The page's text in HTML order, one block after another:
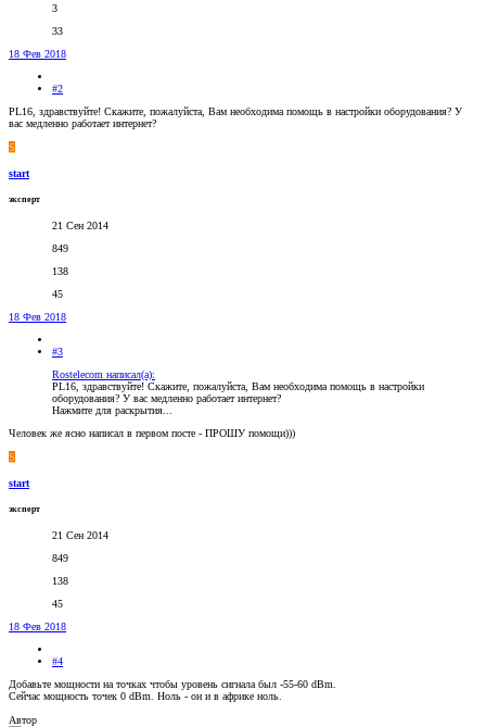
3
33
18 Фев 2018
#2
PL16, здравствуйте! Скажите, пожалуйста, Вам необходима помощь в настройки оборудования? У
вас медленно работает интернет?
S
start
эксперт
21 Сен 2014
849
138
45
18 Фев 2018
#3
Rostelecom написал(а):
PL16, здравствуйте! Скажите, пожалуйста, Вам необходима помощь в настройки
оборудования? У вас медленно работает интернет?
Нажмите для раскрытия...
Человек же ясно написал в первом посте - ПРОШУ помощи)))
S
start
эксперт
21 Сен 2014
849
138
45
18 Фев 2018
#4
Добавьте мощности на точках чтобы уровень сигнала был -55-60 dBm.
Сейчас мощность точек 0 dBm. Ноль - он и в африке ноль.
Автор